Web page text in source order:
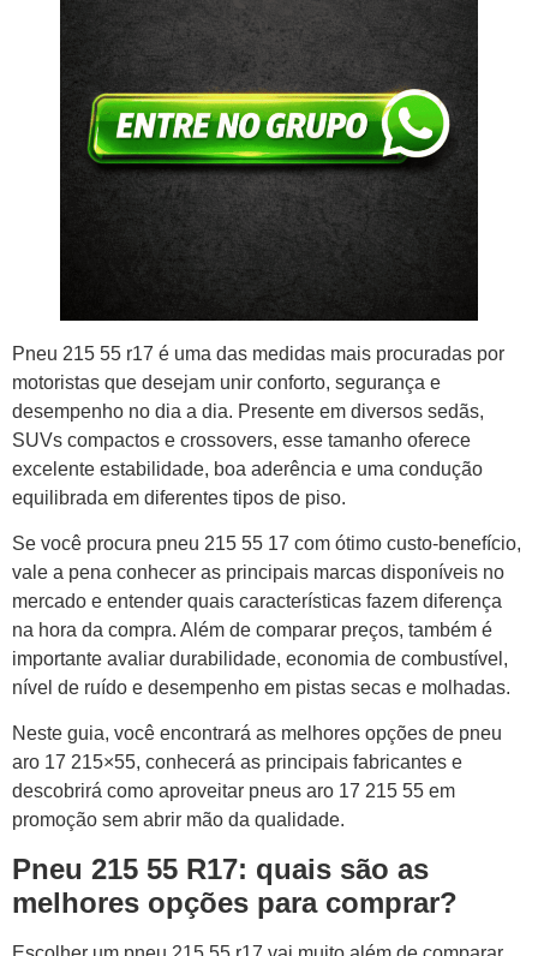
Pneu 215 55 r17 é uma das medidas mais procuradas por
motoristas que desejam unir conforto, segurança e
desempenho no dia a dia. Presente em diversos sedãs,
SUVs compactos e crossovers, esse tamanho oferece
excelente estabilidade, boa aderência e uma condução
equilibrada em diferentes tipos de piso.
Se você procura pneu 215 55 17 com ótimo custo-benefício,
vale a pena conhecer as principais marcas disponíveis no
mercado e entender quais características fazem diferença
na hora da compra. Além de comparar preços, também é
importante avaliar durabilidade, economia de combustível,
nível de ruído e desempenho em pistas secas e molhadas.
Neste guia, você encontrará as melhores opções de pneu
aro 17 215×55, conhecerá as principais fabricantes e
descobrirá como aproveitar pneus aro 17 215 55 em
promoção sem abrir mão da qualidade.
Pneu 215 55 R17: quais são as
melhores opções para comprar?